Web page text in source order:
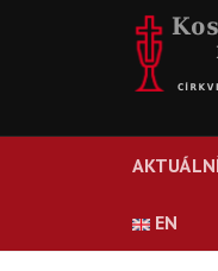
EN